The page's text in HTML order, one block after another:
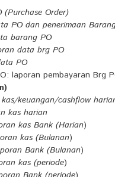
(Purchase Order)
PO dan penerimaan
barang PO
data brg PO
PO
laporan pembayaran Brg
keuangan/cashflow
kas harian
kas Bank (Harian)
kas (Bulanan)
Bank (Bulanan)
kas (periode)